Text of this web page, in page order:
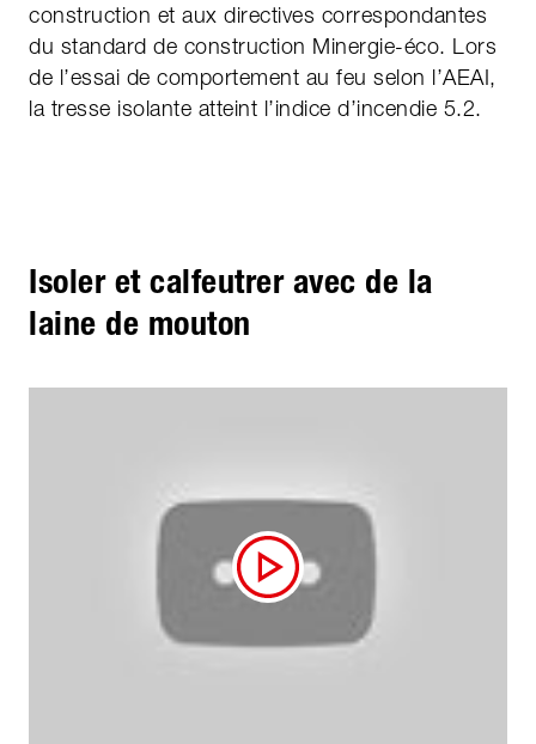
construction et aux directives correspondantes
du standard de construction Minergie-éco. Lors
de l’essai de comportement au feu selon l’AEAI,
la tresse isolante atteint l’indice d’incendie 5.2.
Isoler et calfeutrer avec de la
laine de mouton